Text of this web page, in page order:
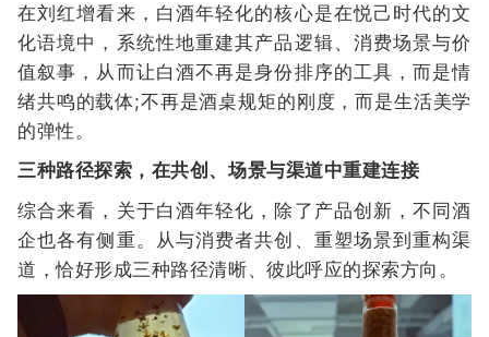
在刘红增看来，白酒年轻化的核心是在悦己时代的文
化语境中，系统性地重建其产品逻辑、消费场景与价
值叙事，从而让白酒不再是身份排序的工具，而是情
绪共鸣的载体;不再是酒桌规矩的刚度，而是生活美学
的弹性。
三种路径探索，在共创、场景与渠道中重建连接
综合来看，关于白酒年轻化，除了产品创新，不同酒
企也各有侧重。从与消费者共创、重塑场景到重构渠
道，恰好形成三种路径清晰、彼此呼应的探索方向。